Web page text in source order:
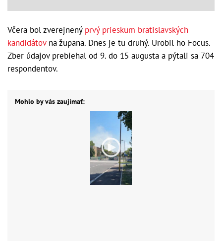
Včera bol zverejnený prvý prieskum bratislavských
kandidátovna župana. Dnes je tu druhý. Urobil ho Focus.
Zber údajov prebiehal od 9. do 15 augusta a pýtali sa 704
respondentov.
Mohlo by vás zaujímať: